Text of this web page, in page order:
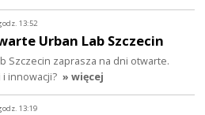
13:52
Urban Lab Szczecin
Szczecin zaprasza na dni otwarte.
innowacji? » więcej
13:19